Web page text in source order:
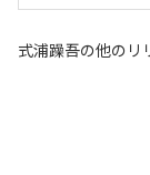
式浦躁吾の他のリ